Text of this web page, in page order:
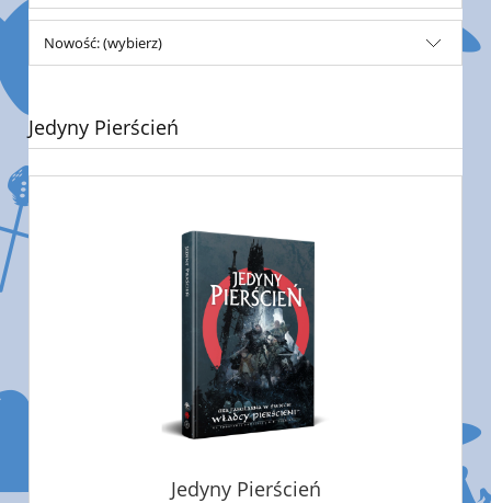
Nowość: (wybierz)
Jedyny Pierścień
Jedyny Pierścień